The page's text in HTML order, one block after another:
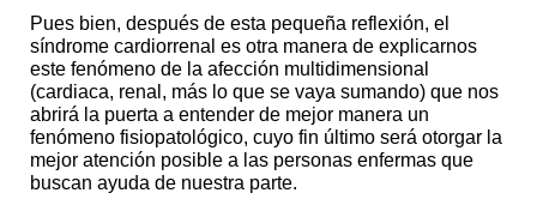
Pues bien, después de esta pequeña reflexión, el
síndrome cardiorrenal es otra manera de explicarnos
este fenómeno de la afección multidimensional
(cardiaca, renal, más lo que se vaya sumando) que nos
abrirá la puerta a entender de mejor manera un
fenómeno fisiopatológico, cuyo fin último será otorgar la
mejor atención posible a las personas enfermas que
buscan ayuda de nuestra parte.